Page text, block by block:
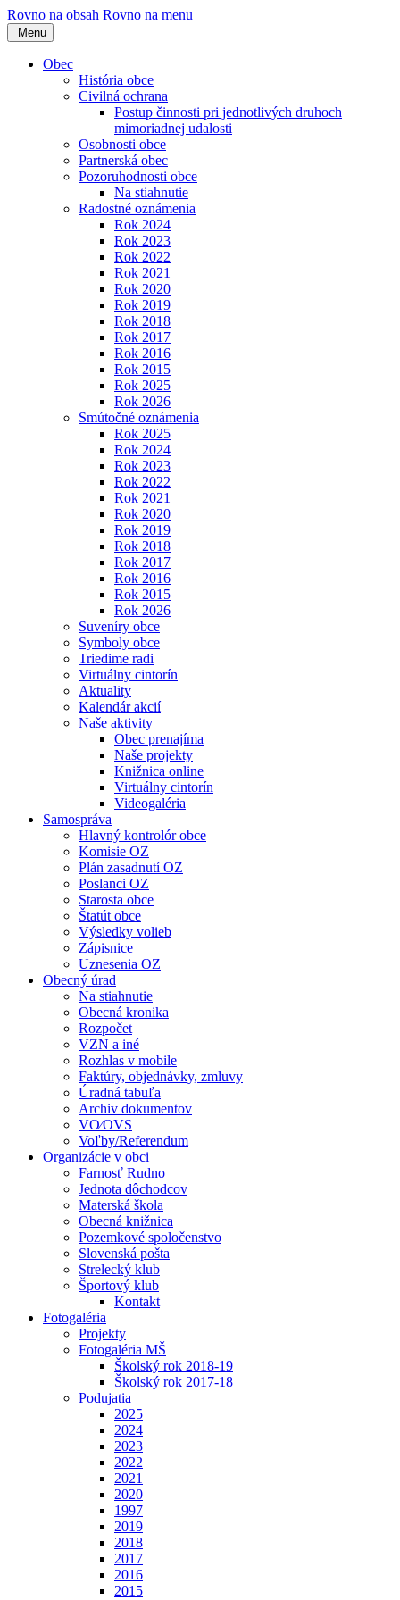
Rovno na obsah Rovno na menu
Menu
Obec
História obce
Civilná ochrana
Postup činnosti pri jednotlivých druhoch
mimoriadnej udalosti
Osobnosti obce
Partnerská obec
Pozoruhodnosti obce
Na stiahnutie
Radostné oznámenia
Rok 2024
Rok 2023
Rok 2022
Rok 2021
Rok 2020
Rok 2019
Rok 2018
Rok 2017
Rok 2016
Rok 2015
Rok 2025
Rok 2026
Smútočné oznámenia
Rok 2025
Rok 2024
Rok 2023
Rok 2022
Rok 2021
Rok 2020
Rok 2019
Rok 2018
Rok 2017
Rok 2016
Rok 2015
Rok 2026
Suveníry obce
Symboly obce
Triedime radi
Virtuálny cintorín
Aktuality
Kalendár akcií
Naše aktivity
Obec prenajíma
Naše projekty
Knižnica online
Virtuálny cintorín
Videogaléria
Samospráva
Hlavný kontrolór obce
Komisie OZ
Plán zasadnutí OZ
Poslanci OZ
Starosta obce
Štatút obce
Výsledky volieb
Zápisnice
Uznesenia OZ
Obecný úrad
Na stiahnutie
Obecná kronika
Rozpočet
VZN a iné
Rozhlas v mobile
Faktúry, objednávky, zmluvy
Úradná tabuľa
Archiv dokumentov
VO⁄OVS
Voľby/Referendum
Organizácie v obci
Farnosť Rudno
Jednota dôchodcov
Materská škola
Obecná knižnica
Pozemkové spoločenstvo
Slovenská pošta
Strelecký klub
Športový klub
Kontakt
Fotogaléria
Projekty
Fotogaléria MŠ
Školský rok 2018-19
Školský rok 2017-18
Podujatia
2025
2024
2023
2022
2021
2020
1997
2019
2018
2017
2016
2015